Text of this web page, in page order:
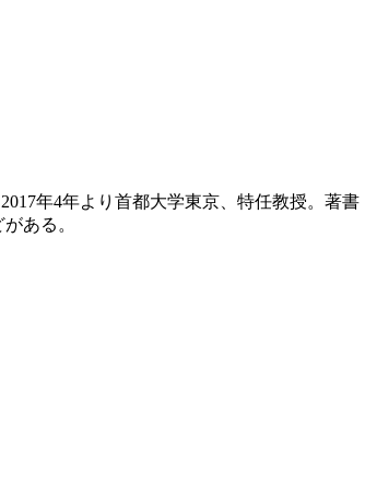
年4年より首都大学東京、特任教授。著書
ある。